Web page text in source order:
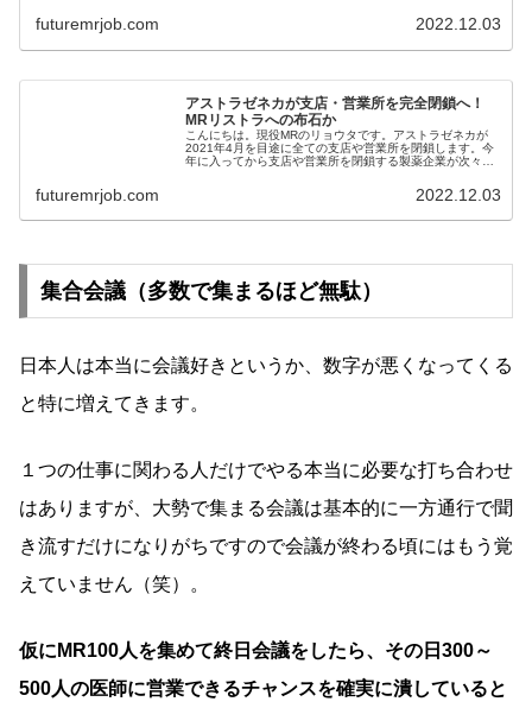
futuremrjob.com 2022.12.03
アストラゼネカが支店・営業所を完全閉鎖へ！
MRリストラへの布石か
こんにちは。現役MRのリョウタです。アストラゼネカが
2021年4月を目途に全ての支店や営業所を閉鎖します。今
年に入ってから支店や営業所を閉鎖する製薬企業が次々と
futuremrjob.com 2022.12.03
集合会議（多数で集まるほど無駄）
日本人は本当に会議好きというか、数字が悪くなってくる
と特に増えてきます。
１つの仕事に関わる人だけでやる本当に必要な打ち合わせ
はありますが、大勢で集まる会議は基本的に一方通行で聞
き流すだけになりがちですので会議が終わる頃にはもう覚
えていません（笑）。
仮にMR100人を集めて終日会議をしたら、その日300～
500人の医師に営業できるチャンスを確実に潰していると